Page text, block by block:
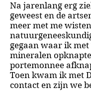
Na jarenlang erg
geweest en de
meer met me
gegaan waar ik
mineralen
portemonnee
Toen kwam ik met
contact en zijn we